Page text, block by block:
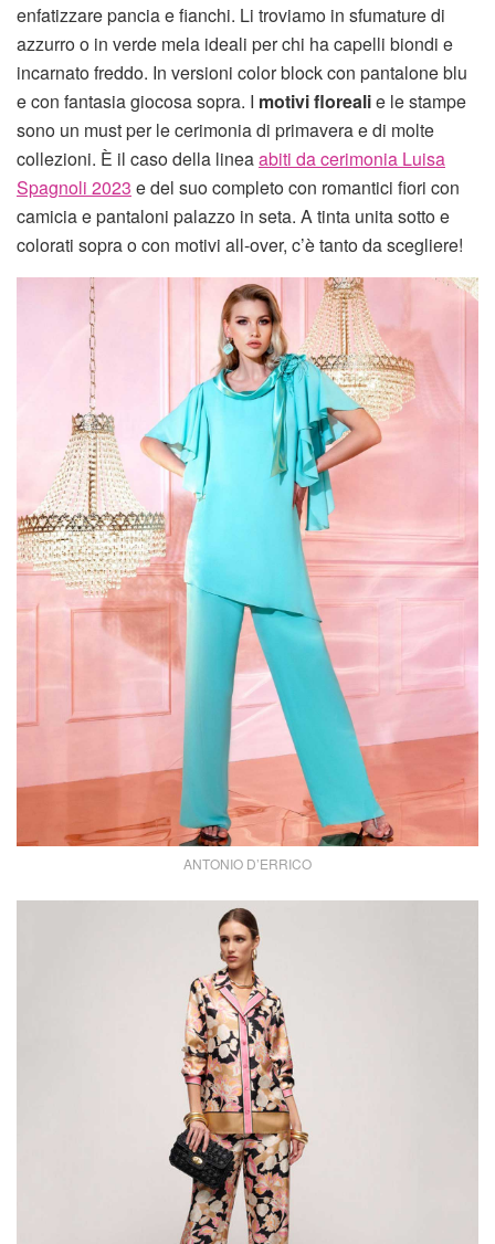
enfatizzare pancia e fianchi. Li troviamo in sfumature di
azzurro o in verde mela ideali per chi ha capelli biondi e
incarnato freddo. In versioni color block con pantalone blu
e con fantasia giocosa sopra. I motivi florealie le stampe
sono un must per le cerimonia di primavera e di molte
collezioni. È il caso della lineaabiti da cerimonia Luisa
Spagnoli 2023 e del suo completo con romantici fiori con
camicia e pantaloni palazzo in seta. A tinta unita sotto e
colorati sopra o con motivi all-over, c’è tanto da scegliere!
ANTONIO D’ERRICO